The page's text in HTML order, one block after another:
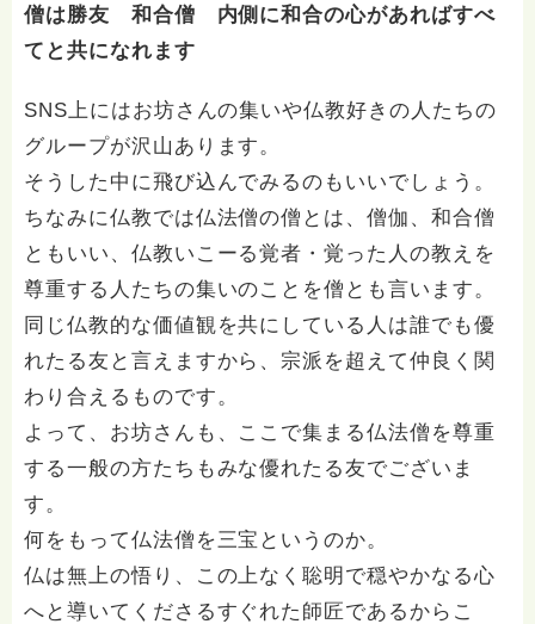
いします。 ※個別相談は、hasunohaオンライン相談よ
り受け付けています。お寺への いきなりの電話相談は
受け付けておりません。また夜中や早朝の電話もご遠慮
僧は勝友 和合僧 内側に和合の心があればすべ
てと共になれます
SNS上にはお坊さんの集いや仏教好きの人たちの
グループが沢山あります。
そうした中に飛び込んでみるのもいいでしょう。
ちなみに仏教では仏法僧の僧とは、僧伽、和合僧
ともいい、仏教いこーる覚者・覚った人の教えを
尊重する人たちの集いのことを僧とも言います。
同じ仏教的な価値観を共にしている人は誰でも優
れたる友と言えますから、宗派を超えて仲良く関
わり合えるものです。
よって、お坊さんも、ここで集まる仏法僧を尊重
する一般の方たちもみな優れたる友でございま
す。
何をもって仏法僧を三宝というのか。
仏は無上の悟り、この上なく聡明で穏やかなる心
へと導いてくださるすぐれた師匠であるからこ